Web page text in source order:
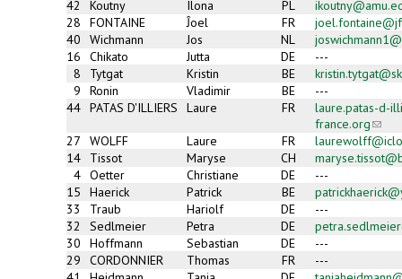
42
Koutny Ilona PL
28
FONTAINE Ĵoel FR
40
Wichmann Jos NL
16
Chikato Jutta DE
---
8
Tytgat Kristin BE
9
Ronin Vladimir BE
---
44 PATAS D'ILLIERS Laure FR
laure.patas-d-
france.org(link
sends
e-
27 WOLFF Laure FR
14
Tissot Maryse CH
4 Oetter Christiane DE
---
15
Haerick Patrick BE
33
Traub Hariolf DE
---
32
Sedlmeier Petra DE
30
Hoffmann Sebastian DE
---
29
CORDONNIER Thomas FR
---